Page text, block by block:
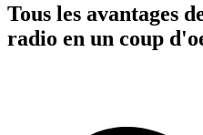
Tous les avantages
radio en un coup